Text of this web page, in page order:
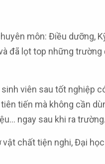
môn: Điều dưỡng,
đã lọt top những
viên sau tốt nghiệp
tiến mà không cần
ngay sau khi ra trường.
chất tiện nghi, Đại